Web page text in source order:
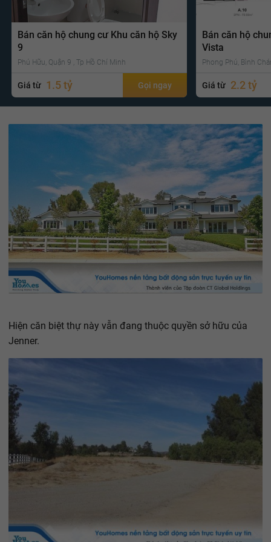
Bán căn hộ chung cư Khu căn hộ Sky
9
Phú Hữu, Quận 9 , Tp Hồ Chí Minh
Giá từ 1.5 tỷ Gọi ngay
Bán căn hộ
Vista
Phong Phú, Bình
Giá từ 2.2 tỷ
Hiện căn biệt thự này vẫn đang thuộc quyền sở hữu của
Jenner.